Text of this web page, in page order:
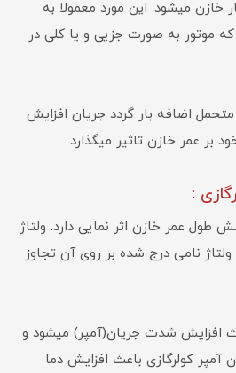
خازن می­شود. این مورد معمولا به
موتور به صورت جزیی و یا کلی در
اضافه بار گردد جریان افزایش
بر عمر خازن تاثیر می­گذارد.
:
طول عمر خازن اثر نمایی دارد. ولتاژ
ولتاژ نامی درج شده بر روی آن تجاوز
افزایش شدت جریان(آمپر) میشود و
کولرگازی باعث افزایش دما